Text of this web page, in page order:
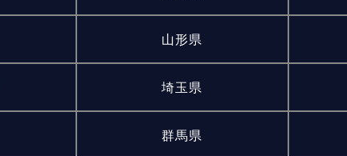
山形県
埼玉県
群馬県